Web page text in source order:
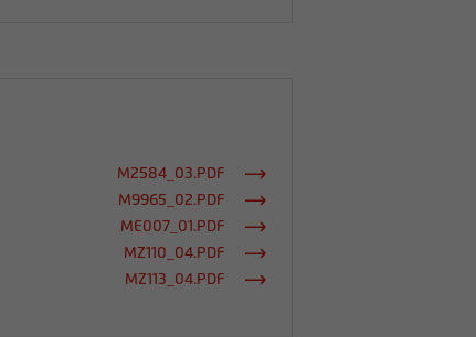
M2584_03.PDF
M9965_02.PDF
ME007_01.PDF
MZ110_04.PDF
MZ113_04.PDF